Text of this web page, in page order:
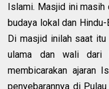
Islami. Masjid ini masih
budaya lokal dan
Di masjid inilah saat
ulama dan wali dari
membicarakan ajaran
penyebarannya di